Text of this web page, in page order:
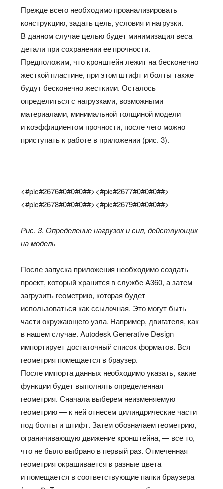
Прежде всего необходимо проанализировать
конструкцию, задать цель, условия и нагрузки.
В данном случае целью будет минимизация веса
детали при сохранении ее прочности.
Предположим, что кронштейн лежит на бесконечно
жесткой пластине, при этом штифт и болты также
будут бесконечно жесткими. Осталось
определиться с нагрузками, возможными
материалами, минимальной толщиной модели
и коэффициентом прочности, после чего можно
приступать к работе в приложении (рис. 3).
<#pic#2676#0#0#0##><#pic#2677#0#0#0##>
<#pic#2678#0#0#0##><#pic#2679#0#0#0##>
Рис. 3. Определение нагрузок и сил, действующих
на модель
После запуска приложения необходимо создать
проект, который хранится в службе A360, а затем
загрузить геометрию, которая будет
использоваться как ссылочная. Это могут быть
части окружающего узла. Например, двигателя, как
в нашем случае. Autodesk Generative Design
импортирует достаточный список форматов. Вся
геометрия помещается в браузер.
После импорта данных необходимо указать, какие
функции будет выполнять определенная
геометрия. Сначала выберем неизменяемую
геометрию — к ней отнесем цилиндрические части
под болты и штифт. Затем обозначаем геометрию,
ограничивающую движение кронштейна, — все то,
что не было выбрано в первый раз. Отмеченная
геометрия окрашивается в разные цвета
и помещается в соответствующие папки браузера